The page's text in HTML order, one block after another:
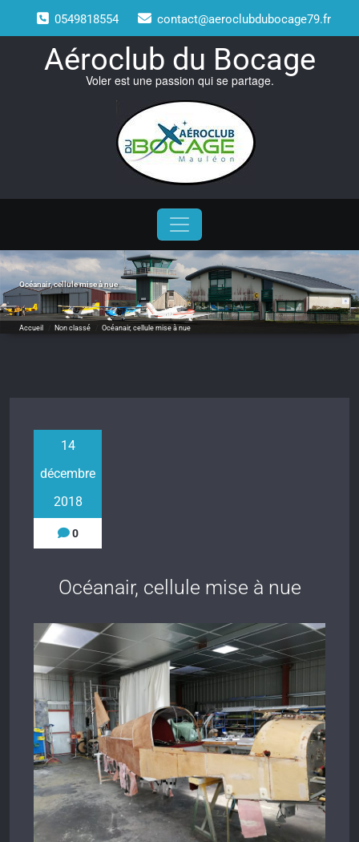
content
0549818554 contact@aeroclubdubocage79.fr
Aéroclub du Bocage
Voler est une passion qui se partage.
Océanair, cellule mise à nue
Accueil Non classé Océanair, cellule mise à nue
14
décembre
2018
0
Océanair, cellule mise à nue